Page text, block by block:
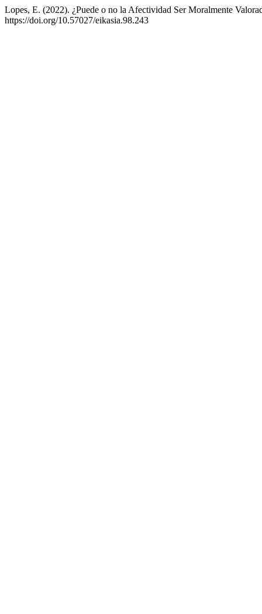
Lopes, E. (2022). ¿Puede o no la Afectividad Ser Moralmente
https://doi.org/10.57027/eikasia.98.243